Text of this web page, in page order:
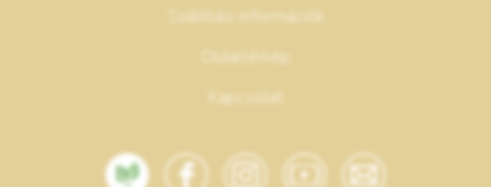
Szállítási információk
Oldaltérkép
Kapcsolat